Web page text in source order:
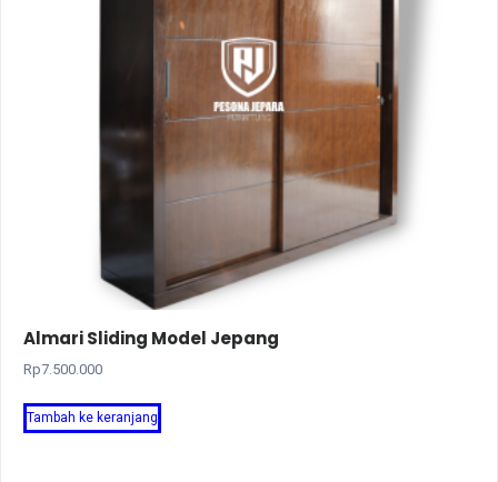
Almari Sliding Model Jepang
Rp7.500.000
Tambah ke keranjang